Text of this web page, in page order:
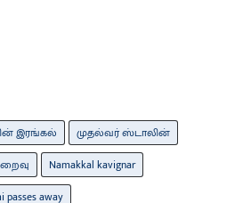
இரங்கல்
முதல்வர் ஸ்டாலின்
Namakkal kavignar
passes away